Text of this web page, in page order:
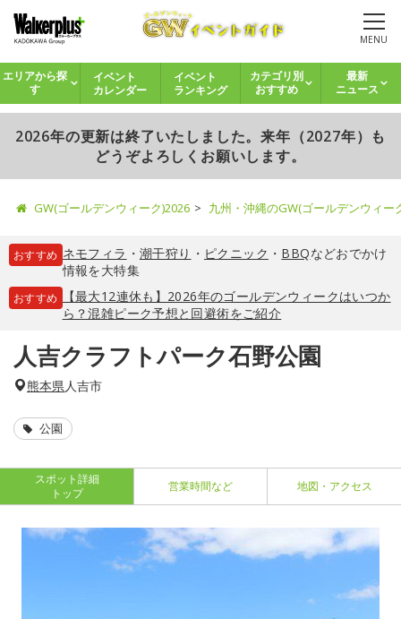
MENU
エリアから探
す
イベント
カレンダー
イベント
ランキング
カテゴリ別
おすすめ
最新
ニュース
2026年の更新は終了いたしました。来年（2027年）も
どうぞよろしくお願いします。
GW(ゴールデンウィーク)2026 九州・沖縄のGW(ゴールデンウィ
おすすめ ネモフィラ ・ 潮干狩り ・ ピクニック ・ BBQなどおでかけ
情報を大特集
おすすめ
【最大12連休も】2026年のゴールデンウィークはいつか
ら？混雑ピーク予想と回避術をご紹介
人吉クラフトパーク石野公園
熊本県人吉市
公園
スポット詳細
トップ
営業時間など 地図・アクセス